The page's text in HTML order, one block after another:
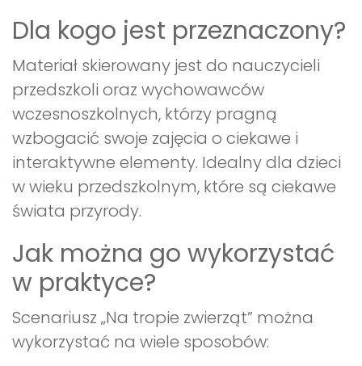
Dla kogo jest przeznaczony?
Materiał skierowany jest do nauczycieli
przedszkoli oraz wychowawców
wczesnoszkolnych, którzy pragną
wzbogacić swoje zajęcia o ciekawe i
interaktywne elementy. Idealny dla dzieci
w wieku przedszkolnym, które są ciekawe
świata przyrody.
Jak można go wykorzystać
w praktyce?
Scenariusz „Na tropie zwierząt” można
wykorzystać na wiele sposobów: